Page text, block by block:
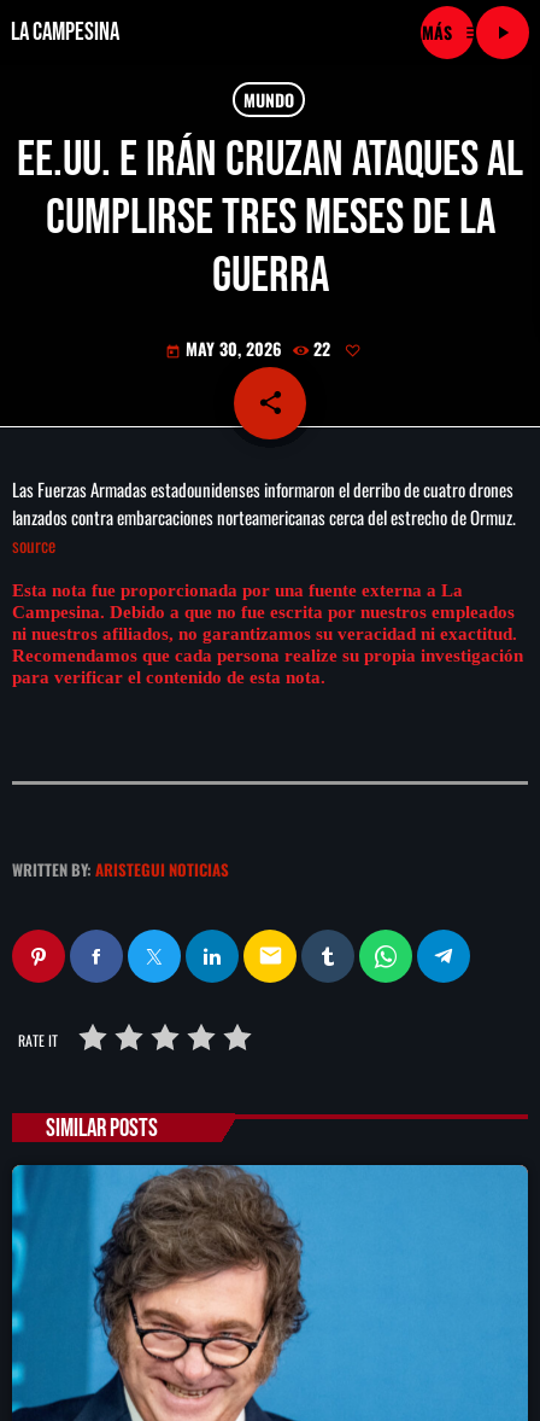
La Campesina menu
play_arrow
play_arrow LA CAMPESINA CADENA
play_arrow LA CAMPESINA 101.9 FM
LA CAMPESINA 96.7 FM
LA CAMPESINA 106.3 FM
play_arrow LA CAMPESINA 92.5 FM
play_arrow LA CAMPESINA 107.9 FM
play_arrow LA CAMPESINA GEORGIA
LOCUCIÓN (TALENTO AL AIRE)
RANKING
COMUNÍCATE
NOTAS
Importaciones de gas frenan soberanía
energética de México: Comité científico
MUNDO
EE.UU. e Irán cruzan ataques al
cumplirse tres meses de la
guerra
today MAY 30, 2026 22
share
email
Las Fuerzas Armadas estadounidenses informaron el derribo de cuatro drones
lanzados contra embarcaciones norteamericanas cerca del estrecho de Ormuz.
source
Esta nota fue proporcionada por una fuente externa a La
Campesina. Debido a que no fue escrita por nuestros empleados
ni nuestros afiliados, no garantizamos su veracidad ni exactitud.
Recomendamos que cada persona realize su propia investigación
para verificar el contenido de esta nota.
WRITTEN BY: ARISTEGUI NOTICIAS
email
RATE IT
SIMILAR POSTS